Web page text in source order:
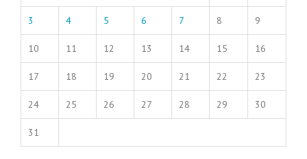
3 4 5 6 7 8 9
10 11 12 13 14 15 16
17 18 19 20 21 22 23
24 25 26 27 28 29 30
31